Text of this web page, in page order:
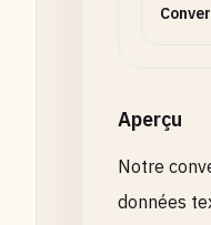
Aperçu
Notre
données